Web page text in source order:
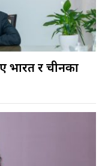
भारत र चीनका